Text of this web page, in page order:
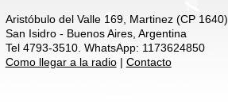
Aristóbulo del Valle 169, Martinez (CP 1640)
San Isidro - Buenos Aires, Argentina
Tel 4793-3510. WhatsApp: 1173624850
Como llegar a la radio| Contacto